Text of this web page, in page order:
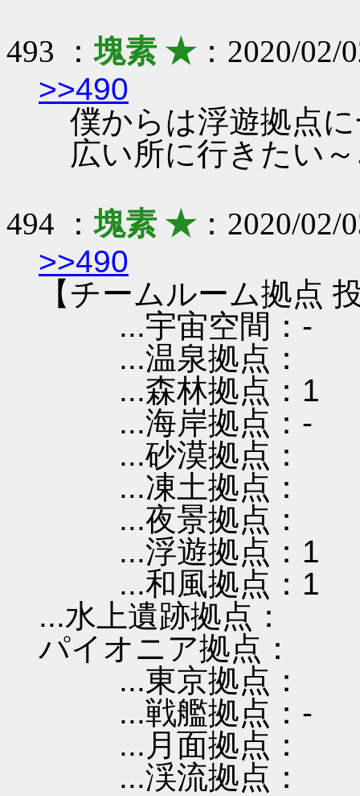
493 ：塊素 ★：2020/02/
>>490
僕からは浮遊拠点に
広い所に行きたい
494 ：塊素 ★：2020/02/
>>490
【チームルーム拠点
...宇宙空間：-
...温泉拠点：
...森林拠点：1
...海岸拠点：-
...砂漠拠点：
...凍土拠点：
...夜景拠点：
...浮遊拠点：1
...和風拠点：1
...水上遺跡拠点：
パイオニア拠点：
...東京拠点：
...戦艦拠点：-
...月面拠点：
...渓流拠点：